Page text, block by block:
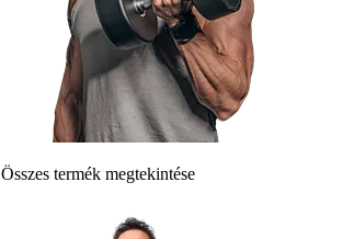
Összes termék megtekintése